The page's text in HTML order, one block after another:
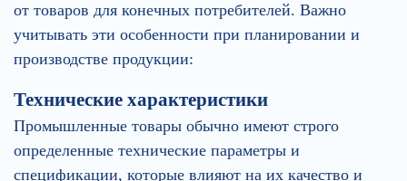
от товаров для конечных потребителей. Важно
учитывать эти особенности при планировании и
производстве продукции:
Технические характеристики
Промышленные товары обычно имеют строго
определенные технические параметры и
спецификации, которые влияют на их качество и